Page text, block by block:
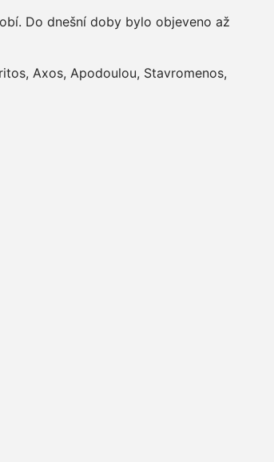
Do dnešní doby bylo objeveno až
Axos, Apodoulou, Stavromenos,